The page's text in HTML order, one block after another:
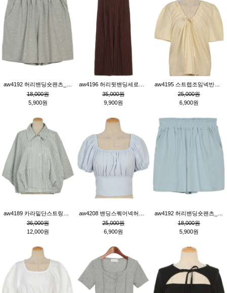
18,000원
5,900원
35,000원
9,900원
25,000원
6,900원
36,000원
12,000원
25,000원
6,900원
18,000원
5,900원